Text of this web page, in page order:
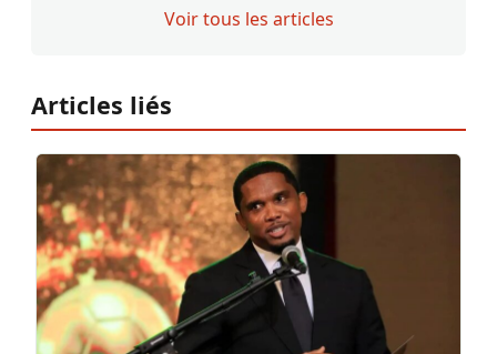
Voir tous les articles
Articles liés